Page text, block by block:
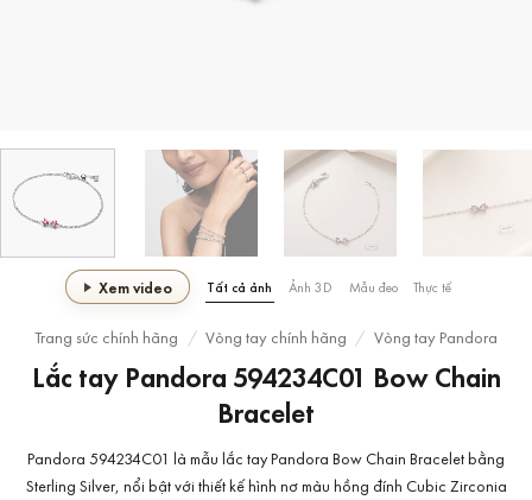
Xem video Tất cả ảnh Ảnh 3D Mẫu đeo Thực tế
Trang sức chính hãng / Vòng tay chính hãng / Vòng tay Pandora
Lắc tay Pandora 594234C01 Bow Chain
Bracelet
Pandora 594234C01 là mẫu lắc tay Pandora Bow Chain Bracelet bằng
Sterling Silver, nổi bật với thiết kế hình nơ màu hồng đính Cubic Zirconia